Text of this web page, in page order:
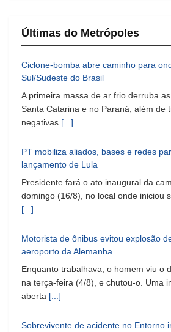
Últimas do Metrópoles
Ciclone-bomba abre caminho para
Sul/Sudeste do Brasil
A primeira massa de ar frio derruba
Santa Catarina e no Paraná, além de
negativas [...]
PT mobiliza aliados, bases e redes
lançamento de Lula
Presidente fará o ato inaugural da
domingo (16/8), no local onde iniciou
[...]
Motorista de ônibus evitou explosão
aeroporto da Alemanha
Enquanto trabalhava, o homem viu o
na terça-feira (4/8), e chutou-o. Uma
aberta [...]
Sobrevivente de acidente no Entorno